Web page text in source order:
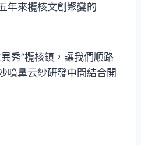
來欖核文創聚變的
秀”欖核鎮，讓我們順路
噴鼻云紗研發中間結合開